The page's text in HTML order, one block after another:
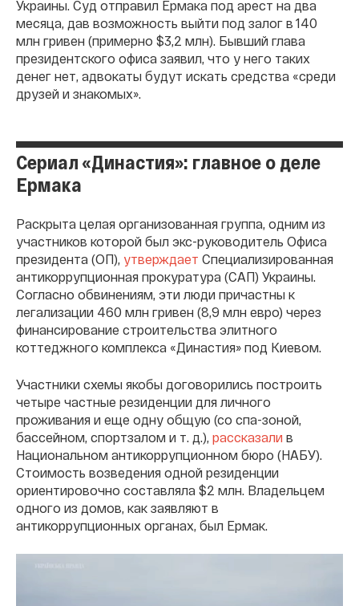
Украины. Суд отправил Ермака под арест на два
месяца, дав возможность выйти под залог в 140
млн гривен (примерно $3,2 млн). Бывший глава
президентского офиса заявил, что у него таких
денег нет, адвокаты будут искать средства «среди
друзей и знакомых».
Сериал «Династия»: главное о деле
Ермака
Раскрыта целая организованная группа, одним из
участников которой был экс-руководитель Офиса
президента (ОП), утверждает Специализированная
антикоррупционная прокуратура (САП) Украины.
Согласно обвинениям, эти люди причастны к
легализации 460 млн гривен (8,9 млн евро) через
финансирование строительства элитного
коттеджного комплекса «Династия» под Киевом.
Участники схемы якобы договорились построить
четыре частные резиденции для личного
проживания и еще одну общую (со спа-зоной,
бассейном, спортзалом и т. д.), рассказали в
Национальном антикоррупционном бюро (НАБУ).
Стоимость возведения одной резиденции
ориентировочно составляла $2 млн. Владельцем
одного из домов, как заявляют в
антикоррупционных органах, был Ермак.